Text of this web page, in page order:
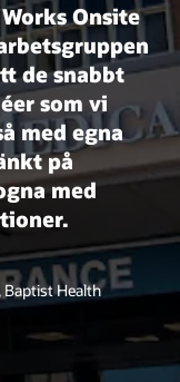
Onsite
de snabbt
som vi
med egna
på
med
Health